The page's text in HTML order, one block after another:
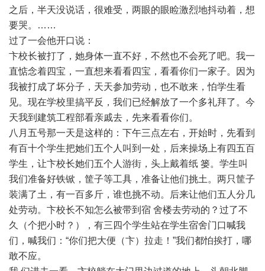
之后，半天没说话，很难受，两眼的眼睑激烈地抖动着，想
要哭。……
过了一会他开口说：
卞校长被打了，她身体一直不好，不然也不会死了吧。我一
直惦念着四宝，一直想来看看四宝，看看你们一家子。因为
我被打成了坏分子，天天参加劳动，也不敢来，怕学生看
见。现在学校里搞平反，我们已经解放了一个多礼拜了。今
天我到建筑工程部看亲戚去，先来看看你们。
八月五号那一天是这样的：下午三点左右，开始时，先看到
有百十个学生把她们五个人叫到一处，后来操场上有四五百
学生，让卞校长她们五个人游街，头上戴着纸 篓。学生叫
我们准备好铁锨，筐子等工具，准备让他们挑土。两只筐子
装满了土，有一百多斤，谁也挑不动。后来让他们五人分几
处劳动。卞校长不知怎么被带到宿 舍楼去劳动的？过了不
久（个把小时？），有三四个学生站在学生宿舍门口喊我
们，喊我们：“你们把大便（卞）拉走！”我们都怕挨打，哪
敢不应。